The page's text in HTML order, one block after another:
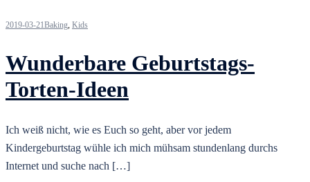
2019-03-21Baking Kids
Wunderbare Geburtstags-
Torten-Ideen
Ich weiß nicht, wie es Euch so geht, aber vor jedem
Kindergeburtstag wühle ich mich mühsam stundenlang durchs
Internet und suche nach […]